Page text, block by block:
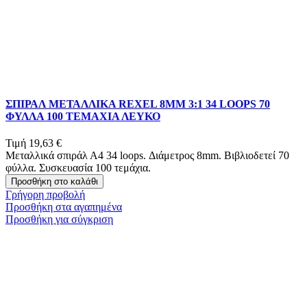
ΣΠΙΡΑΛ ΜΕΤΑΛΛΙΚΑ REXEL 8MM 3:1 34 LOOPS 70
ΦΥΛΛΑ 100 ΤΕΜΑΧΙΑ ΛΕΥΚΟ
Τιμή 19,63 €
Μεταλλικά σπιράλ Α4 34 loops. Διάμετρος 8mm. Βιβλιοδετεί 70
φύλλα. Συσκευασία 100 τεμάχια.
Προσθήκη στο καλάθι
Γρήγορη προβολή
Προσθήκη στα αγαπημένα
Προσθήκη για σύγκριση